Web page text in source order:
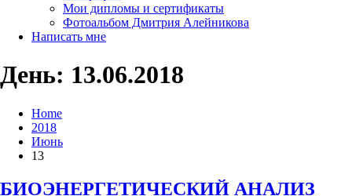
Мои дипломы и сертификаты
Фотоальбом Дмитрия Алейникова
Написать мне
День: 13.06.2018
Home
2018
Июнь
13
БИОЭНЕРГЕТИЧЕСКИЙ АНАЛИЗ